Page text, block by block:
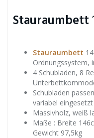
Stauraumbett
Stauraumbett
Ordnungssystem,
4 Schubladen, 8
Schubladen
variabel
Massivholz, weiß
Maße : Breite
Gewicht 97,5kg